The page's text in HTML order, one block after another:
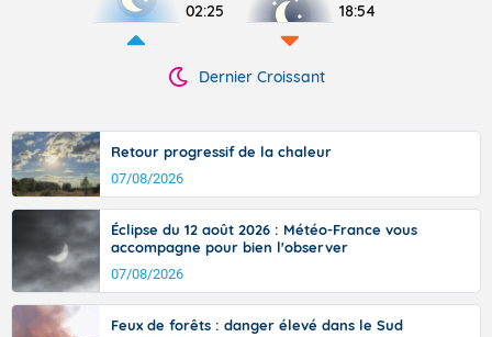
02:25 18:54
Dernier Croissant
Retour progressif de la chaleur
07/08/2026
Éclipse du 12 août 2026 : Météo-France vous
accompagne pour bien l'observer
07/08/2026
Feux de forêts : danger élevé dans le Sud